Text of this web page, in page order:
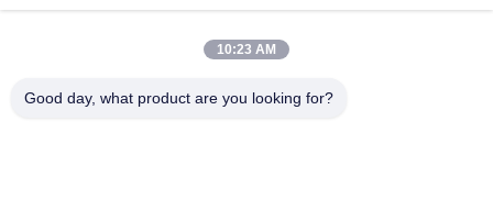
dados
E27
10:23 AM
Good day, what product are you looking for?